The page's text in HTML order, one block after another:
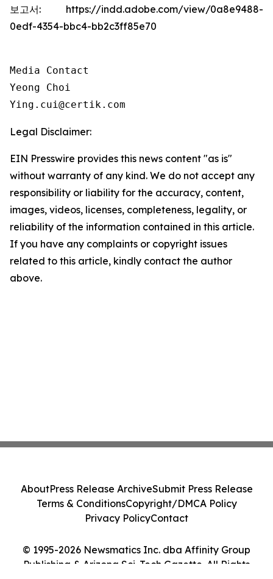
보고서: https://indd.adobe.com/view/0a8e9488-
0edf-4354-bbc4-bb2c3ff85e70
Media Contact
Yeong Choi
Ying.cui@certik.com
Legal Disclaimer:
EIN Presswire provides this news content "as is"
without warranty of any kind. We do not accept any
responsibility or liability for the accuracy, content,
images, videos, licenses, completeness, legality, or
reliability of the information contained in this article.
If you have any complaints or copyright issues
related to this article, kindly contact the author
above.
© 1995-2026 Newsmatics Inc. dba Affinity Group
Publishing & Arizona Sci-Tech Gazette. All Rights
AboutPress Release ArchiveSubmit Press Release
Terms & ConditionsCopyright/DMCA Policy
Privacy PolicyContact